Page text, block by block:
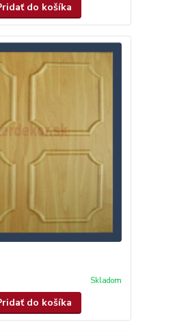
do košíka
Skladom
do košíka